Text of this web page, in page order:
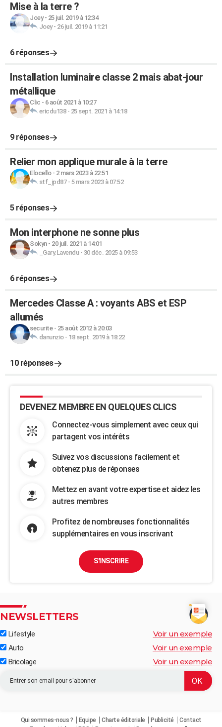
Mise à la terre ?
Joey- 25 juil. 2019 à 12:34
Joey- 26 juil. 2019 à 11:21
6 réponses
Installation luminaire classe 2 mais abat-jour
métallique
Clic - 6 août 2021 à 10:27
ericdu138- 25 sept. 2021 à 14:18
9 réponses
Relier mon applique murale à la terre
Elocello- 2 mars 2023 à 22:51
stf_jpd87- 5 mars 2023 à 07:52
5 réponses
Mon interphone ne sonne plus
Sokyn- 20 juil. 2021 à 14:01
_Gary.Lavendu- 30 déc. 2025 à 09:53
6 réponses
Mercedes Classe A : voyants ABS et ESP
allumés
securite- 25 août 2012 à 20:03
danunzio- 18 sept. 2019 à 18:22
10 réponses
DEVENEZ MEMBRE EN QUELQUES CLICS
Connectez-vous simplement avec ceux qui
partagent vos intérêts
Suivez vos discussions facilement et
obtenez plus de réponses
Mettez en avant votre expertise et aidez les
autres membres
Profitez de nombreuses fonctionnalités
supplémentaires en vous inscrivant
S'INSCRIRE
NEWSLETTERS
Lifestyle Voir un exemple
Auto Voir un exemple
Bricolage Voir un exemple
Qui sommes-nous ? Equipe Charte éditoriale Publicité
Contact